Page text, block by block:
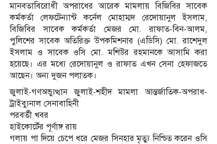
মানবতাবিরোধী অপরাধের আরেক মামলায় বিজিবির সাবেক
কর্মকর্তা লেফটেন্যান্ট কর্নেল মোহাম্মদ রেদোয়ানুল ইসলাম,
বিজিবির সাবেক কর্মকর্তা মেজর মো. রাফাত-বিন-আলম,
পুলিশের সাবেক অতিরিক্ত উপকমিশনার (এডিসি) মো. রাশেদুল
ইসলাম ও সাবেক ওসি মো. মশিউর রহমানকে আসামি করা
হয়েছে। এর মধ্যে রেদোয়ানুল ও রাফাত এখন সেনা হেফাজতে
আছেন। অন্য দুজন পলাতক।
জুলাই-গণঅভ্যুত্থান জুলাই-শহীদ মামলা আন্তর্জাতিক-অপরাধ-
ট্রাইব্যুনাল সেনাবাহিনী
পরবর্তী খবর
হাইকোর্টের পূর্ণাঙ্গ রায়
গলায় পা দিয়ে চেপে ধরে মেজর সিনহার মৃত্যু নিশ্চিত করেন ওসি